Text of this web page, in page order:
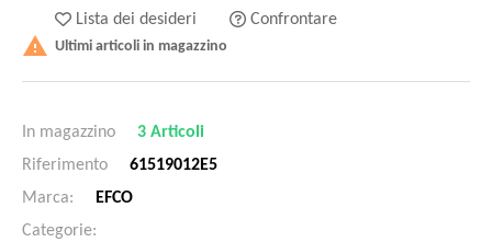
Lista dei desideri Confrontare
 Ultimi articoli in magazzino
In magazzino
3 Articoli
Riferimento
61519012E5
Marca:
EFCO
Categorie: